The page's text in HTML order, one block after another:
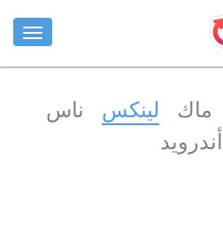
ماك لينكس ناس
أندرويد